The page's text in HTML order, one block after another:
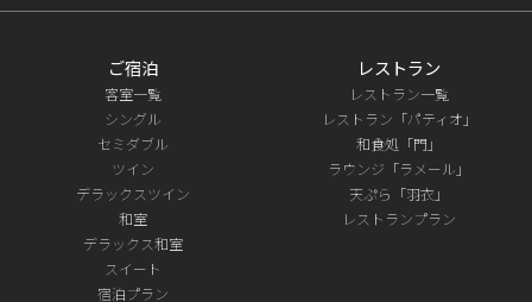
ご宿泊
客室一覧
シングル
セミダブル
ツイン
デラックスツイン
和室
デラックス和室
スイート
宿泊プラン
レストラン
レストラン一覧
レストラン「パティオ」
和食処「門」
ラウンジ「ラメール」
天ぷら「羽衣」
レストランプラン